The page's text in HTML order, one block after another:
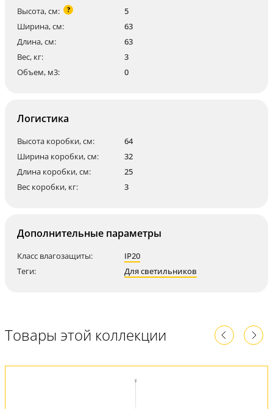
Высота, см: ?
5
Ширина, см:
63
Длина, см:
63
Вес, кг:
3
Объем, м3:
0
Логистика
Высота коробки, см:
64
Ширина коробки, см:
32
Длина коробки, см:
25
Вес коробки, кг:
3
Дополнительные параметры
Класс влагозащиты:
IP20
Теги:
Для светильников
Товары этой коллекции